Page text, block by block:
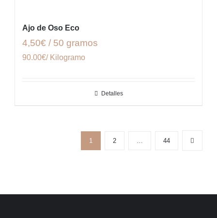
Ajo de Oso Eco
4,50€ / 50 gramos
90.00€/ Kilogramo
Detalles
1 2 44